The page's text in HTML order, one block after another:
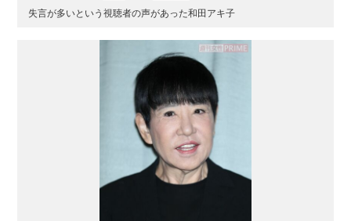
失言が多いという視聴者の声があった和田アキ子